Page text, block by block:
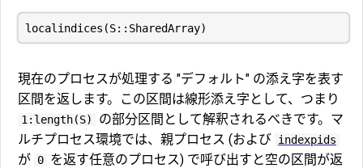
現在のプロセスが処理する "デフォルト" の添え字を表す
区間を返します。この区間は線形添え字として、つまり
1:length(S)
の部分区間として解釈されるべきです。マ
ルチプロセス環境では、親プロセス (および indexpids
が 0 を返す任意のプロセス) で呼び出すと空の区間が返